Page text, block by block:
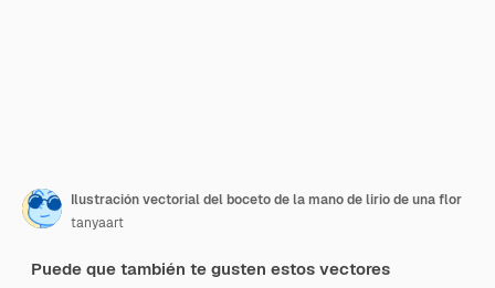
Ilustración vectorial del boceto de la mano de lirio de una flor
tanyaart
Puede que también te gusten estos vectores